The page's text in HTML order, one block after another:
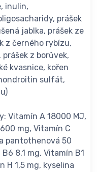
inulin,
prášek
jablka, prášek ze
z černého rybízu,
z borůvek,
kvasnice, kořen
sulfát,
Vitamín A 18000 MJ,
mg, Vitamín C
pantothenová 50
8,1 mg, Vitamín B1
H 1,5 mg, kyselina